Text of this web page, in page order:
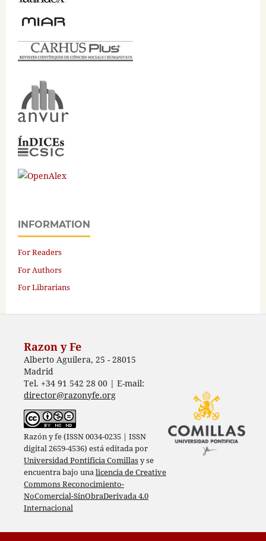
INFORMATION
For Readers
For Authors
For Librarians
Razon y Fe
Alberto Aguilera, 25 - 28015
Madrid
Tel. +34 91 542 28 00 | E-mail:
director@razonyfe.org
Razón y fe (ISSN 0034-0235 | ISSN
digital 2659-4536) está editada por
Universidad Pontificia Comillasy se
encuentra bajo unalicencia de Creative
Commons Reconocimiento-
NoComercial-SinObraDerivada 4.0
Internacional